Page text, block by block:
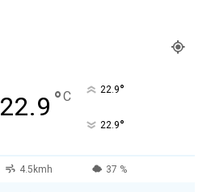
22.9 °C 22.9°
22.9°
4.5kmh 37 %